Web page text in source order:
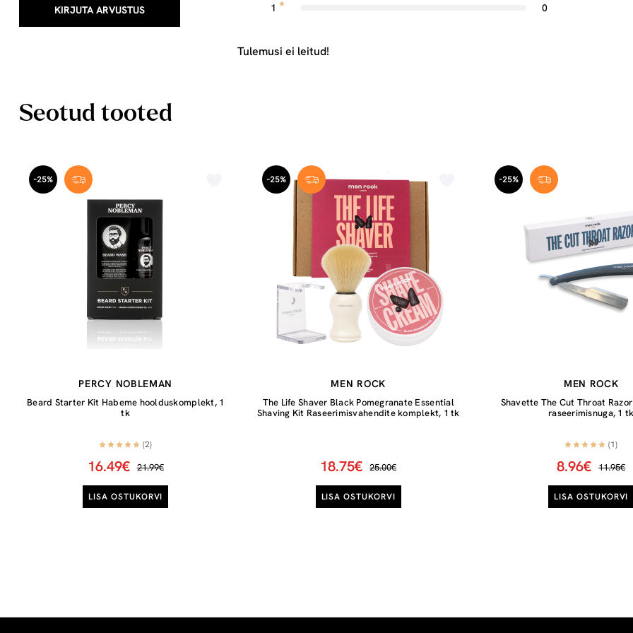
KIRJUTA ARVUSTUS 1 0
Tulemusi ei leitud!
Seotud tooted
-25%
PERCY NOBLEMAN
Beard Starter Kit Habeme hoolduskomplekt, 1
tk
(2)
16.49€ 21.99€
LISA OSTUKORVI
-25%
MEN ROCK
The Life Shaver Black Pomegranate Essential
Shaving Kit Raseerimisvahendite komplekt, 1 tk
18.75€ 25.00€
LISA OSTUKORVI
-25%
MEN ROCK
Shavette The Cut Throat
raseerimisnuga, 1
(1)
8.96€ 11.95€
LISA OSTUKORVI